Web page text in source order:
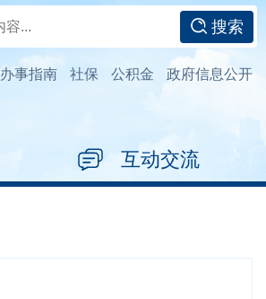
搜索
办事指南 社保 公积金 政府信息公开
互动交流